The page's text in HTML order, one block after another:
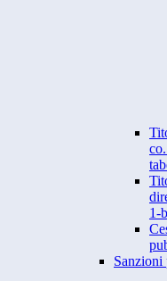
1-
Sanzioni